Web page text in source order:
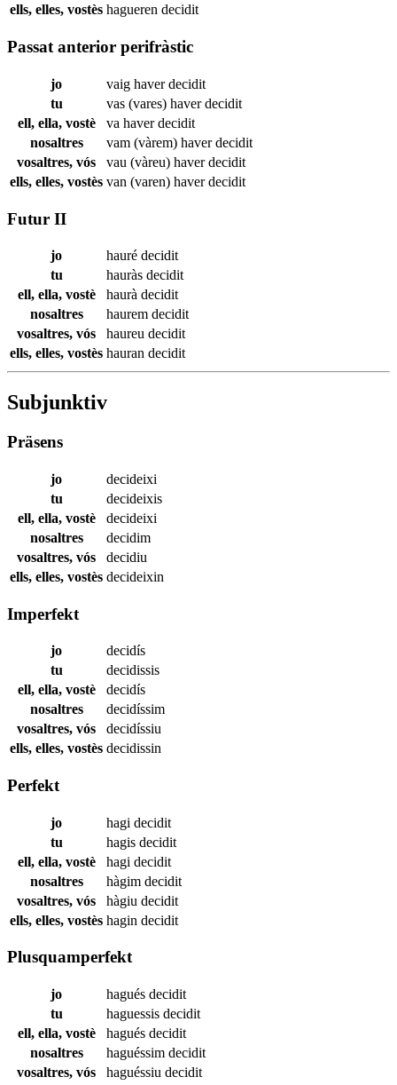
ells, elles, vostès hagueren decidit
Passat anterior perifràstic
jo vaig haverdecidit
tu
vas (vares) haverdecidit
ell, ella, vostè
va haverdecidit
nosaltres
vam (vàrem) haverdecidit
vosaltres, vós
vau (vàreu) haverdecidit
ells, elles, vostès van (varen) haverdecidit
Futur II
jo hauré decidit
tu
hauràs decidit
ell, ella, vostè
haurà decidit
nosaltres
haurem decidit
vosaltres, vós
haureu decidit
ells, elles, vostès hauran decidit
Subjunktiv
Präsens
jo
decideixi
tu
decideixis
ell, ella, vostè
decideixi
nosaltres
decidim
vosaltres, vós
decidiu
ells, elles, vostès decideixin
Imperfekt
jo
decidís
tu
decidissis
ell, ella, vostè
decidís
nosaltres
decidíssim
vosaltres, vós
decidíssiu
ells, elles, vostès decidissin
Perfekt
jo hagi decidit
tu
hagis decidit
ell, ella, vostè
hagi decidit
nosaltres
hàgim decidit
vosaltres, vós
hàgiu decidit
ells, elles, vostès hagin decidit
Plusquamperfekt
jo hagués decidit
tu
haguessis decidit
ell, ella, vostè
hagués decidit
nosaltres
haguéssim decidit
vosaltres, vós
haguéssiu decidit